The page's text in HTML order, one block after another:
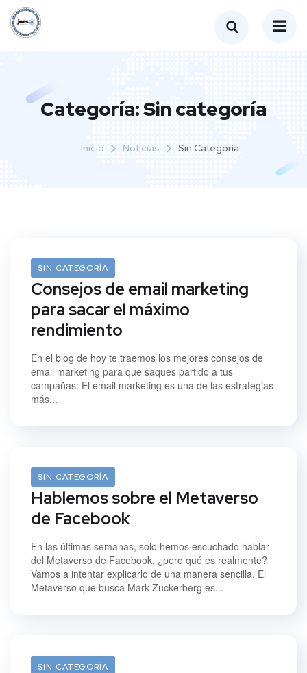
Categoría:Sin categoría
Inicio Noticias Sin Categoría
SIN CATEGORÍA
01/12/2021
Consejos de email marketing
para sacar el máximo
rendimiento
En el blog de hoy te traemos los mejores consejos de
email marketing para que saques partido a tus
campañas: El email marketing es una de las estrategias
más...
SIN CATEGORÍA
18/11/2021
Hablemos sobre el Metaverso
de Facebook
En las últimas semanas, solo hemos escuchado hablar
del Metaverso de Facebook, ¿pero qué es realmente?
Vamos a intentar explicarlo de una manera sencilla. El
Metaverso que busca Mark Zuckerberg es...
SIN CATEGORÍA